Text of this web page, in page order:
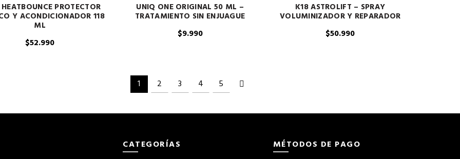
PROTECTOR
Y ACONDICIONADOR 118
ML
$52.990
UNIQ ONE ORIGINAL 50 ML –
TRATAMIENTO SIN ENJUAGUE
$9.990
K18 ASTROLIFT – SPRAY
VOLUMINIZADOR Y REPARADOR
$50.990
1 2 3 4 5
CATEGORÍAS MÉTODOS DE PAGO